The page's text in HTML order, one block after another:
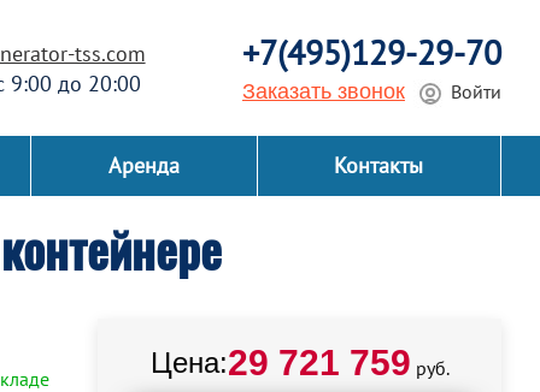
tss.com
9:00 до 20:00
+7(495)129-29-70
Заказать звонок Войти
Аренда Контакты
Цена:29 721 759 руб.